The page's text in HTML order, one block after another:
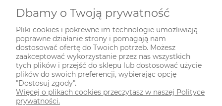
INFORMACJE
ODWIEDŹ NAS NA
Dbamy o Twoją prywatność
Pliki cookies i pokrewne im technologie umożliwiają
poprawne działanie strony i pomagają nam
dostosować ofertę do Twoich potrzeb. Możesz
zaakceptować wykorzystanie przez nas wszystkich
tych plików i przejść do sklepu lub dostosować użycie
plików do swoich preferencji, wybierając opcję
"Dostosuj zgody".
Więcej o plikach cookies przeczytasz w naszej Polityce
prywatności.